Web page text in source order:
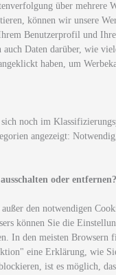
über mehrere
können wir unsere
Benutzerprofil und
auch Daten darüber, wie
haben, um
noch im
angezeigt:
oder entfernen?
den notwendigen
können Sie die
In den meisten Browsern
eine Erklärung, wie
ist es möglich,